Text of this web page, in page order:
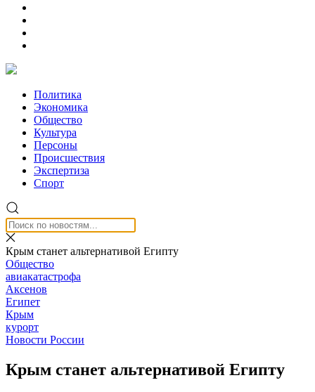
Политика
Экономика
Общество
Культура
Персоны
Происшествия
Экспертиза
Спорт
Крым станет альтернативой Египту
Общество
авиакатастрофа
Аксенов
Египет
Крым
курорт
Новости России
Крым станет альтернативой Египту